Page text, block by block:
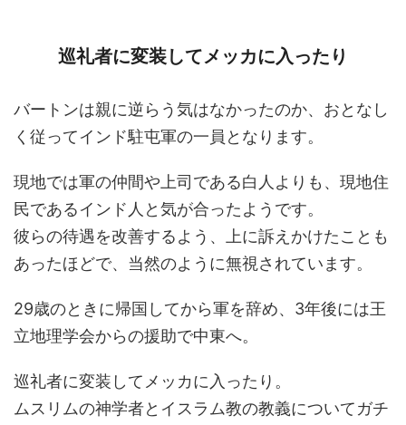
巡礼者に変装してメッカに入ったり
バートンは親に逆らう気はなかったのか、おとなし
く従ってインド駐屯軍の一員となります。
現地では軍の仲間や上司である白人よりも、現地住
民であるインド人と気が合ったようです。
彼らの待遇を改善するよう、上に訴えかけたことも
あったほどで、当然のように無視されています。
29歳のときに帰国してから軍を辞め、3年後には王
立地理学会からの援助で中東へ。
巡礼者に変装してメッカに入ったり。
ムスリムの神学者とイスラム教の教義についてガチ